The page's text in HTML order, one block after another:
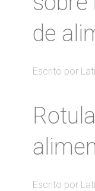
de
Escrito por
Escrito por